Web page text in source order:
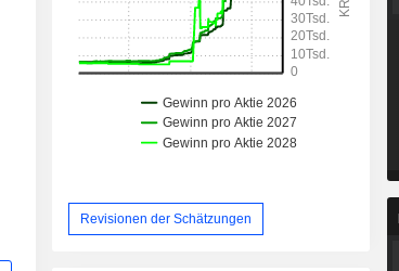
Revisionen der Schätzungen